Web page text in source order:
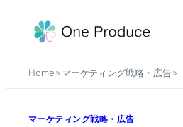
Home » マーケティング戦略・広告»
マーケティング戦略・広告